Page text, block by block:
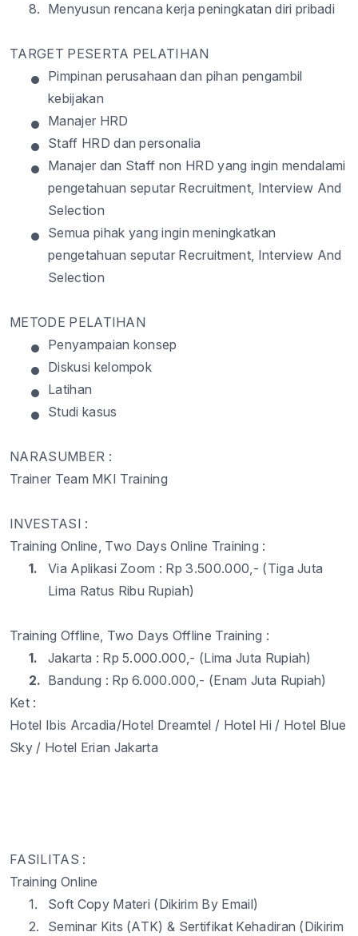
8. Menyusun rencana kerja peningkatan diri pribadi
TARGET PESERTA PELATIHAN
• Pimpinan perusahaan dan pihan pengambil
kebijakan
• Manajer HRD
• Staff HRD dan personalia
• Manajer dan Staff non HRD yang ingin mendalami
pengetahuan seputar Recruitment, Interview And
Selection
• Semua pihak yangingin meningkatkan
pengetahuan seputar Recruitment, Interview And
Selection
METODE PELATIHAN
• Penyampaian konsep
• Diskusi kelompok
• Latihan
• Studi kasus
NARASUMBER :
Trainer Team MKI Training
INVESTASI :
Training Online, Two Days Online Training :
1.
Via Aplikasi Zoom : Rp 3.500.000,- (Tiga Juta
Lima Ratus Ribu Rupiah)
Training Offline, Two Days Offline Training :
1.
Jakarta : Rp 5.000.000,- (Lima Juta Rupiah)
2. Bandung : Rp 6.000.000,- (Enam Juta Rupiah)
Ket:
Hotel Ibis Arcadia/Hotel Dreamtel / Hotel Hi / Hotel Blue
Sky / Hotel Erian Jakarta
FASILITAS :
Training Online
1.
Soft Copy Materi (Dikirim By Email)
2.
Seminar Kits (ATK) & Sertifikat Kehadiran (Dikirim